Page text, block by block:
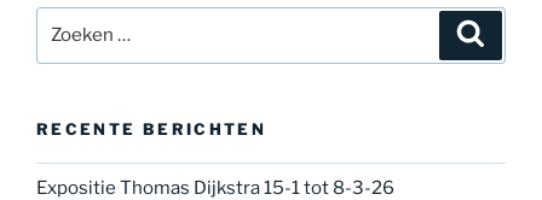
naar:
RECENTE BERICHTEN
Expositie Thomas Dijkstra 15-1 tot 8-3-26